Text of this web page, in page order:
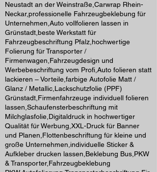
Neustadt an der Weinstraße,Carwrap Rhein-
Neckar,professionelle Fahrzeugbeklebung für
Unternehmen,Auto vollfolieren lassen in
Grünstadt,beste Werkstatt für
Fahrzeugbeschriftung Pfalz,hochwertige
Folierung für Transporter /
Firmenwagen,Fahrzeugdesign und
Werbebeschriftung vom Profi,Auto folieren statt
lackieren – Vorteile,farbige Autofolie Matt /
Glanz / Metallic,Lackschutzfolie (PPF)
Grünstadt,Firmenfahrzeuge individuell folieren
lassen,Schaufensterbeschriftung mit
Milchglasfolie,Digitaldruck in hochwertiger
Qualität für Werbung,XXL-Druck für Banner
und Planen,Flottenbeschriftung für kleine und
große Unternehmen,individuelle Sticker &
Aufkleber drucken lassen,Beklebung Bus,PKW
& Transporter,Fahrzeugbeklebung